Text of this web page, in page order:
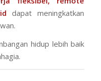
dapat meningkatkan
hidup lebih baik